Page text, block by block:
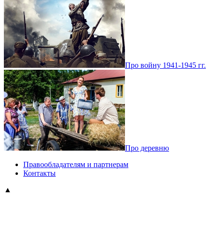
Про войну 1941-1945 гг.
Про деревню
Правообладателям и партнерам
Контакты
▲